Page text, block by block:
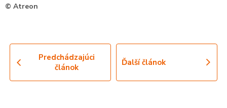
© Atreon
Predchádzajúci
článok
Ďalší článok